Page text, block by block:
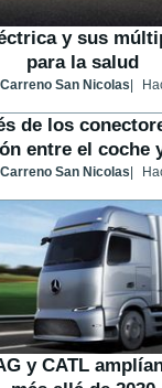
y sus
para la salud
San Nicolas
de los
entre el coche
San Nicolas
y CATL